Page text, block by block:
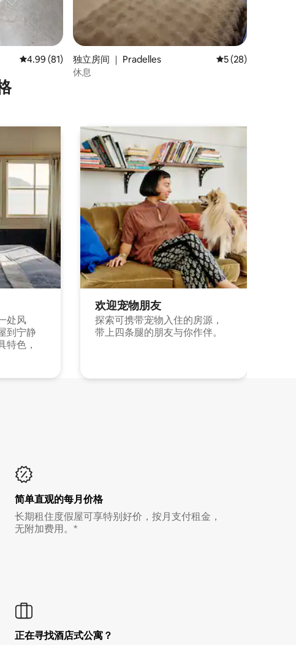
平均评分 4.99 分（满分 5 分），共 81 条评价
4.99 (81)
独立房间 ｜ Pradelles 平均评分 5 分（满
5 (28)
休息
处风
到宁静
特色，
欢迎宠物朋友
探索可携带宠物入住的房源，
带上四条腿的朋友与你作伴。
简单直观的每月价格
长期租住度假屋可享特别好价，按月支付租金，
无附加费用。*
正在寻找酒店式公寓？